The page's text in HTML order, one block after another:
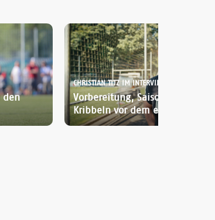
den
CHRISTIAN TITZ IM INTERVIEW:
Vorbereitung, Saisonstart und
Kribbeln vor dem ersten Spiel